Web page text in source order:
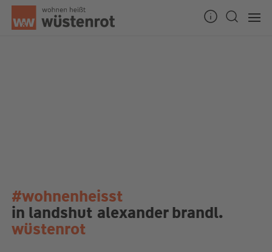
#wohnenheisst
in landshut alexander brandl.
wüstenrot